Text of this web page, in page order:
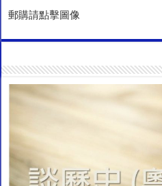
郵購請點擊圖像